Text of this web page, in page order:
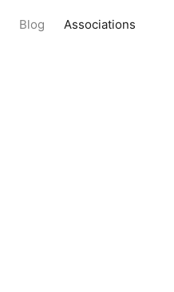
Blog Associations